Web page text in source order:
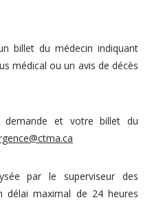
billet du médecin indiquant
médical ou un avis de décès
demande et votre billet du
par le superviseur des
délai maximal de 24 heures